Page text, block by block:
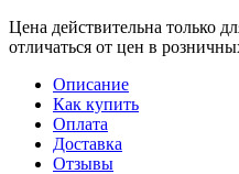
Цена действительна только
отличаться от цен в
Описание
Как купить
Оплата
Доставка
Отзывы